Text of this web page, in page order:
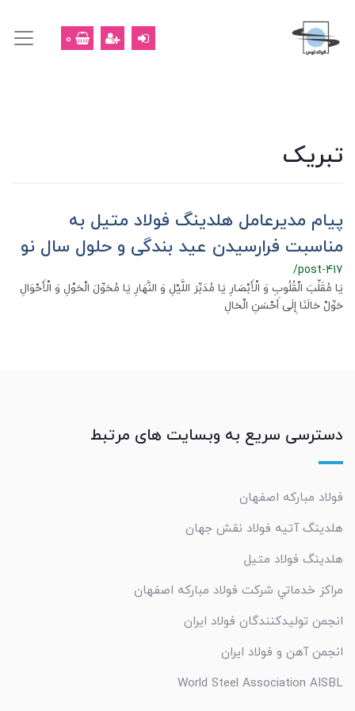
0
تبریک
پیام مدیرعامل هلدینگ فولاد متیل به
مناسبت فرارسیدن عید بندگی و حلول سال نو
/post-417
یَا مُقَلِّبَ الْقُلُوبِ وَ الْأَبْصَارِ یَا مُدَبِّرَ اللَّیْلِ وَ النَّهَارِ یَا مُحَوِّلَ الْحَوْلِ وَ الْأَحْوَالِ
حَوِّلْ حَالَنَا إِلَی أَحْسَنِ الْحَالِ‌
دسترسی سریع به وبسایت های مرتبط
فولاد مبارکه اصفهان
هلدینگ آتیه فولاد نقش جهان
هلدینگ فولاد متیل
مراکز خدماتي شرکت فولاد مبارکه اصفهان
انجمن تولیدکنندگان فولاد ایران
انجمن آهن و فولاد ایران
World Steel Association AISBL